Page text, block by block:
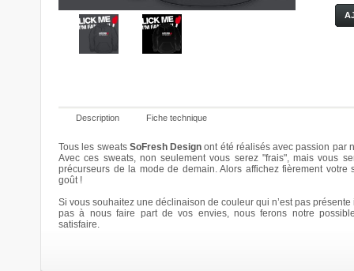
Bloomy
Details
Bloomy
Details
Bloomy
Details
Bloomy
Details
Description Fiche technique
Tous les sweats SoFresh Design ont été réalisés avec passion par
Avec ces sweats, non seulement vous serez "frais", mais vous
précurseurs de la mode de demain. Alors affichez fièrement votre
goût !
Si vous souhaitez une déclinaison de couleur qui n’est pas présente
pas à nous faire part de vos envies, nous ferons notre
satisfaire.